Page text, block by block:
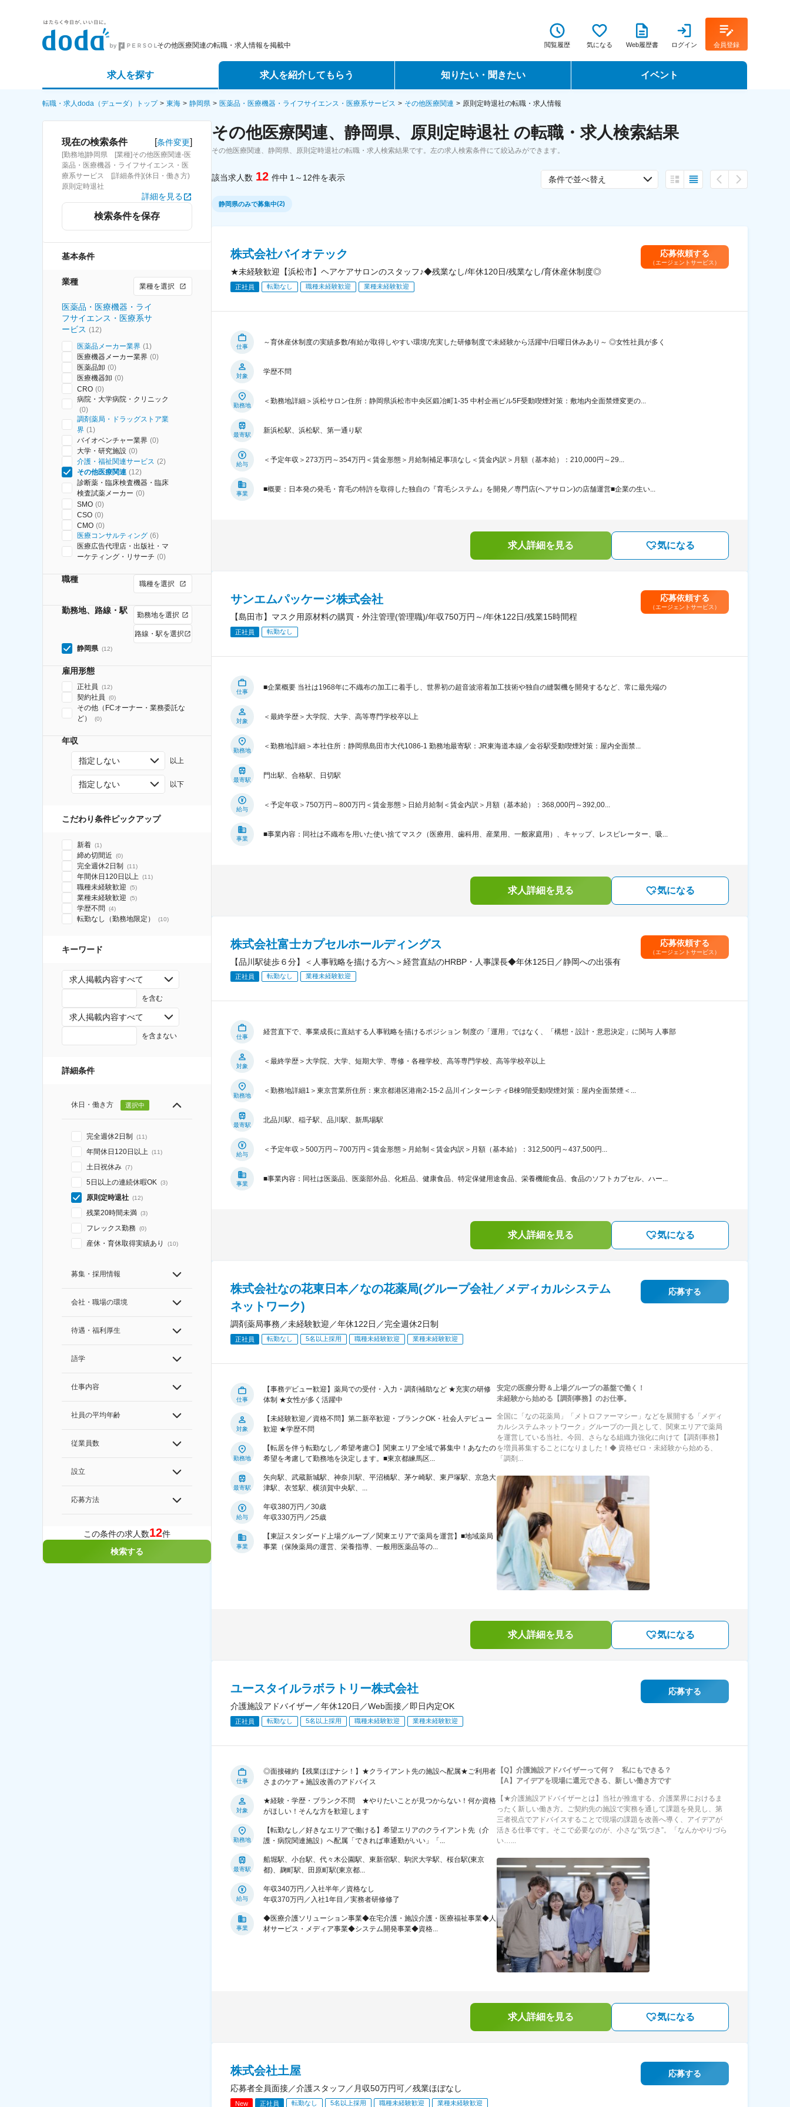
その他医療関連の転職・求人情報を掲載中 閲覧履歴 気になる Web履歴書 ログイン 会員登録
求人を探す
詳細条件から探す
求人特集から探す
求人を紹介してもらう
エージェントサービス
スカウトサービス
知りたい・聞きたい
転職ノウハウ
データで見る転職
イベント
転職フェア
転職・求人doda（デューダ）トップ 東海 静岡県 医薬品・医療機器・ライフサイエンス・医療系サービス その他医療関連 原則定時退社の転職・求人情報
現在の検索条件 [条件変更]
[勤務地]静岡県 [業種]その他医療関連-医
薬品・医療機器・ライフサイエンス・医
療系サービス [詳細条件](休日・働き方)
原則定時退社
詳細を見る
検索条件を保存
基本条件
業種 業種を選択
医薬品・医療機器・ライ
フサイエンス・医療系サ
ービス (12)
医薬品メーカー業界 (1)
医療機器メーカー業界 (0)
医薬品卸 (0)
医療機器卸 (0)
CRO (0)
病院・大学病院・クリニック
(0)
調剤薬局・ドラッグストア業
界 (1)
バイオベンチャー業界 (0)
大学・研究施設 (0)
介護・福祉関連サービス (2)
その他医療関連 (12)
診断薬・臨床検査機器・臨床
検査試薬メーカー (0)
SMO (0)
CSO (0)
CMO (0)
医療コンサルティング (6)
医療広告代理店・出版社・マ
ーケティング・リサーチ (0)
職種 職種を選択
勤務地、路線・駅 勤務地を選択
路線・駅を選択
静岡県 (12)
雇用形態
正社員 (12)
契約社員 (0)
その他（FCオーナー・業務委託な
ど）
(0)
年収
指定しない 以上
指定しない 以下
こだわり条件ピックアップ
新着 (1)
締め切間近 (0)
完全週休2日制 (11)
年間休日120日以上 (11)
職種未経験歓迎 (5)
業種未経験歓迎 (5)
学歴不問 (4)
転勤なし（勤務地限定） (10)
キーワード
求人掲載内容すべて
を含む
求人掲載内容すべて
を含まない
詳細条件
休日・働き方 選択中
完全週休2日制 (11)
年間休日120日以上 (11)
土日祝休み (7)
5日以上の連続休暇OK (3)
原則定時退社 (12)
残業20時間未満 (3)
フレックス勤務 (0)
産休・育休取得実績あり (10)
募集・採用情報
会社・職場の環境
待遇・福利厚生
語学
仕事内容
社員の平均年齢
従業員数
設立
応募方法
この条件の求人数12件
検索する
その他医療関連、静岡県、原則定時退社 の転職・求人検索結果
その他医療関連、静岡県、原則定時退社の転職・求人検索結果です。左の求人検索条件にて絞込みができます。
該当求人数 12 件中 1～12件を表示 条件で並べ替え
静岡県のみで募集中(2)
株式会社バイオテック
★未経験歓迎【浜松市】ヘアケアサロンのスタッフ♪◆残業なし/年休120日/残業なし/育休産休制度◎
正社員 転勤なし 職種未経験歓迎 業種未経験歓迎
応募依頼する
（エージェントサービス）
仕事
～育休産休制度の実績多数/有給が取得しやすい環境/充実した研修制度で未経験から活躍中/日曜日休みあり～ ◎女性社員が多く
対象
学歴不問
勤務地
＜勤務地詳細＞浜松サロン住所：静岡県浜松市中央区鍛冶町1-35 中村企画ビル5F受動喫煙対策：敷地内全面禁煙変更の...
最寄駅
新浜松駅、浜松駅、第一通り駅
給与
＜予定年収＞273万円～354万円＜賃金形態＞月給制補足事項なし＜賃金内訳＞月額（基本給）：210,000円～29...
事業
■概要：日本発の発毛・育毛の特許を取得した独自の『育毛システム』を開発／専門店(ヘアサロン)の店舗運営■企業の生い...
求人詳細を見る 気になる
サンエムパッケージ株式会社
【島田市】マスク用原材料の購買・外注管理(管理職)/年収750万円～/年休122日/残業15時間程
正社員 転勤なし
応募依頼する
（エージェントサービス）
仕事
■企業概要 当社は1968年に不織布の加工に着手し、世界初の超音波溶着加工技術や独自の縫製機を開発するなど、常に最先端の
対象
＜最終学歴＞大学院、大学、高等専門学校卒以上
勤務地
＜勤務地詳細＞本社住所：静岡県島田市大代1086-1 勤務地最寄駅：JR東海道本線／金谷駅受動喫煙対策：屋内全面禁...
最寄駅
門出駅、合格駅、日切駅
給与
＜予定年収＞750万円～800万円＜賃金形態＞日給月給制＜賃金内訳＞月額（基本給）：368,000円～392,00...
事業
■事業内容：同社は不織布を用いた使い捨てマスク（医療用、歯科用、産業用、一般家庭用）、キャップ、レスピレーター、吸...
求人詳細を見る 気になる
株式会社富士カプセルホールディングス
【品川駅徒歩６分】＜人事戦略を描ける方へ＞経営直結のHRBP・人事課長◆年休125日／静岡への出張有
正社員 転勤なし 業種未経験歓迎
応募依頼する
（エージェントサービス）
仕事
経営直下で、事業成長に直結する人事戦略を描けるポジション 制度の「運用」ではなく、「構想・設計・意思決定」に関与 人事部
対象
＜最終学歴＞大学院、大学、短期大学、専修・各種学校、高等専門学校、高等学校卒以上
勤務地
＜勤務地詳細1＞東京営業所住所：東京都港区港南2-15-2 品川インターシティB棟9階受動喫煙対策：屋内全面禁煙＜...
最寄駅
北品川駅、稲子駅、品川駅、新馬場駅
給与
＜予定年収＞500万円～700万円＜賃金形態＞月給制＜賃金内訳＞月額（基本給）：312,500円～437,500円...
事業
■事業内容：同社は医薬品、医薬部外品、化粧品、健康食品、特定保健用途食品、栄養機能食品、食品のソフトカプセル、ハー...
求人詳細を見る 気になる
株式会社なの花東日本／なの花薬局(グループ会社／メディカルシステム
ネットワーク)
調剤薬局事務／未経験歓迎／年休122日／完全週休2日制
正社員 転勤なし 5名以上採用 職種未経験歓迎 業種未経験歓迎
応募する
仕事
【事務デビュー歓迎】薬局での受付・入力・調剤補助など ★充実の研修
体制 ★女性が多く活躍中
対象
【未経験歓迎／資格不問】第二新卒歓迎・ブランクOK・社会人デビュー
歓迎 ★学歴不問
勤務地
【転居を伴う転勤なし／希望考慮◎】関東エリア全域で募集中！あなたの
希望を考慮して勤務地を決定します。■東京都練馬区...
最寄駅
矢向駅、武蔵新城駅、神奈川駅、平沼橋駅、茅ケ崎駅、東戸塚駅、京急大
津駅、衣笠駅、横須賀中央駅、...
給与
年収380万円／30歳
年収330万円／25歳
事業
【東証スタンダード上場グループ／関東エリアで薬局を運営】■地域薬局
事業（保険薬局の運営、栄養指導、一般用医薬品等の...
安定の医療分野＆上場グループの基盤で働く！
未経験から始める【調剤事務】のお仕事。
全国に「なの花薬局」「メトロファーマシー」などを展開する「メディ
カルシステムネットワーク」グループの一員として、関東エリアで薬局
を運営している当社。今回、さらなる組織力強化に向けて【調剤事務】
を増員募集することになりました！◆ 資格ゼロ・未経験から始める、
「調剤...
求人詳細を見る 気になる
ユースタイルラボラトリー株式会社
介護施設アドバイザー／年休120日／Web面接／即日内定OK
正社員 転勤なし 5名以上採用 職種未経験歓迎 業種未経験歓迎
応募する
仕事
◎面接確約【残業ほぼナシ！】★クライアント先の施設へ配属★ご利用者
さまのケア＋施設改善のアドバイス
対象
★経験・学歴・ブランク不問 ★やりたいことが見つからない！何か資格
がほしい！そんな方を歓迎します
勤務地
【転勤なし／好きなエリアで働ける】希望エリアのクライアント先（介
護・病院関連施設）へ配属「できれば車通勤がいい」「...
最寄駅
船堀駅、小台駅、代々木公園駅、東新宿駅、駒沢大学駅、桜台駅(東京
都)、麹町駅、田原町駅(東京都...
給与
年収340万円／入社半年／資格なし
年収370万円／入社1年目／実務者研修修了
事業
◆医療介護ソリューション事業◆在宅介護・施設介護・医療福祉事業◆人
材サービス・メディア事業◆システム開発事業◆資格...
【Q】介護施設アドバイザーって何？ 私にもできる？
【A】アイデアを現場に還元できる、新しい働き方です
【★介護施設アドバイザーとは】当社が推進する、介護業界におけるま
ったく新しい働き方。ご契約先の施設で実務を通して課題を発見し、第
三者視点でアドバイスすることで現場の課題を改善へ導く、アイデアが
活きる仕事です。そこで必要なのが、小さな“気づき”。「なんかやりづら
い…...
求人詳細を見る 気になる
株式会社土屋
応募者全員面接／介護スタッフ／月収50万円可／残業ほぼなし
New 正社員 転勤なし 5名以上採用 職種未経験歓迎 業種未経験歓迎
応募する